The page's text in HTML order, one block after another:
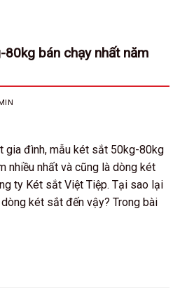
bán chạy nhất năm
gia đình, mẫu két sắt 50kg-80kg
nhiều nhất và cũng là dòng két
ty Két sắt Việt Tiệp. Tại sao lại
két sắt đến vậy? Trong bài